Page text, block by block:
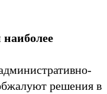
решения в